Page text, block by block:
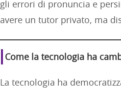
gli errori di pronuncia e
avere un tutor privato, ma
Come la tecnologia ha
La tecnologia ha